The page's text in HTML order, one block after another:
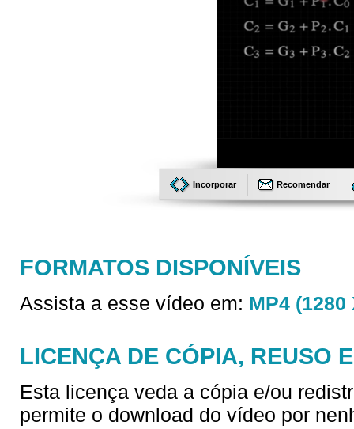
Incorporar Recomendar
FORMATOS DISPONÍVEIS
Assista a esse vídeo em: MP4 (1280
LICENÇA DE CÓPIA, REUSO
Esta licença veda a cópia e/ou
permite o download do vídeo por